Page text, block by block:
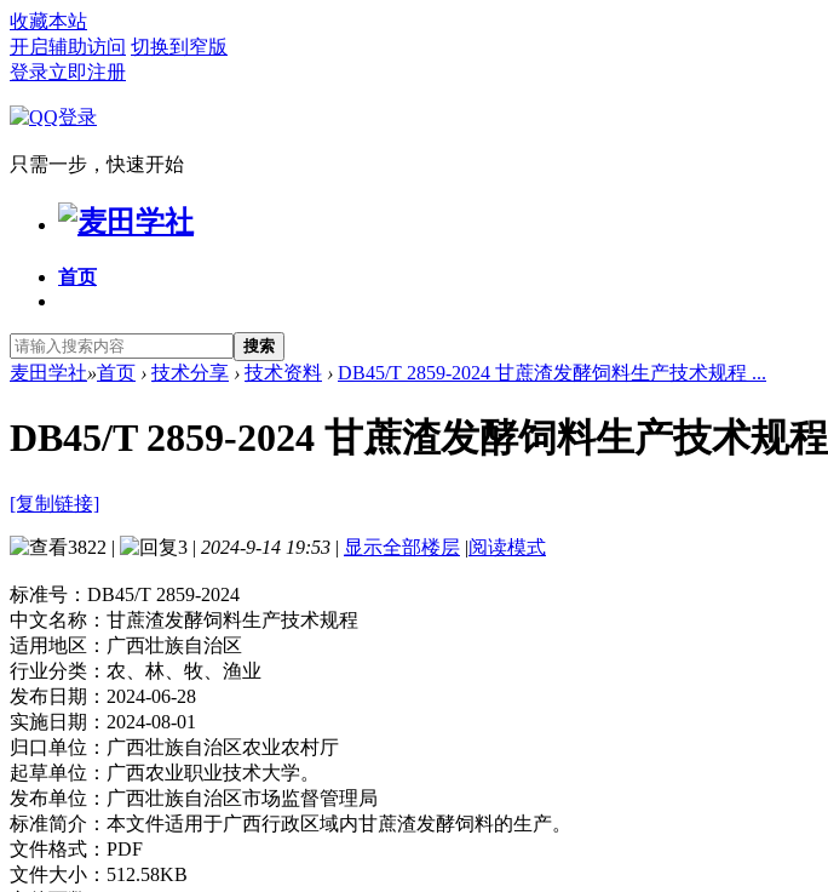
收藏本站
开启辅助访问 切换到窄版
登录立即注册
只需一步，快速开始
首页
搜索
麦田学社»首页 › 技术分享 › 技术资料 › DB45/T 2859-2024 甘蔗渣发酵饲料生产技术规程 ...
DB45/T 2859-2024 甘蔗渣发酵饲料生产技术规程
[复制链接]
3822 | 3 | 2024-9-14 19:53 | 显示全部楼层 |阅读模式
标准号： DB45/T 2859-2024
中文名称： 甘蔗渣发酵饲料生产技术规程
适用地区： 广西壮族自治区
行业分类： 农、林、牧、渔业
发布日期： 2024-06-28
实施日期： 2024-08-01
归口单位： 广西壮族自治区农业农村厅
起草单位： 广西农业职业技术大学。
发布单位： 广西壮族自治区市场监督管理局
标准简介： 本文件适用于广西行政区域内甘蔗渣发酵饲料的生产。
文件格式： PDF
文件大小： 512.58KB